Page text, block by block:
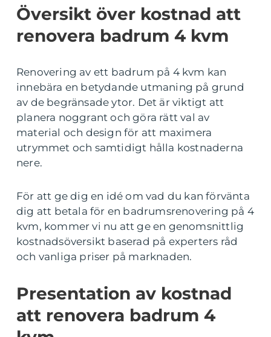
Översikt över kostnad att
renovera badrum 4 kvm
Renovering av ett badrum på 4 kvm kan
innebära en betydande utmaning på grund
av de begränsade ytor. Det är viktigt att
planera noggrant och göra rätt val av
material och design för att maximera
utrymmet och samtidigt hålla kostnaderna
nere.
För att ge dig en idé om vad du kan förvänta
dig att betala för en badrumsrenovering på 4
kvm, kommer vi nu att ge en genomsnittlig
kostnadsöversikt baserad på experters råd
och vanliga priser på marknaden.
Presentation av kostnad
att renovera badrum 4